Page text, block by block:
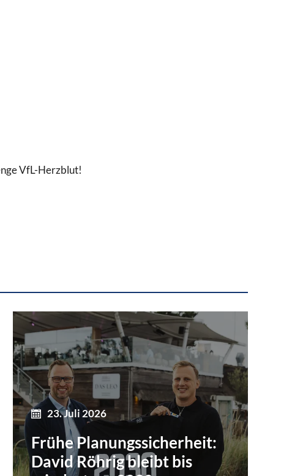
VfL-Herzblut!
23. Juli 2026
Frühe Planungssicherheit:
David Röhrig bleibt bis